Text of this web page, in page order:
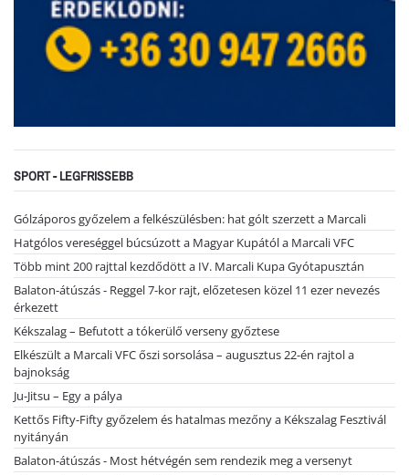
SPORT - LEGFRISSEBB
Gólzáporos győzelem a felkészülésben: hat gólt szerzett a Marcali
Hatgólos vereséggel búcsúzott a Magyar Kupától a Marcali VFC
Több mint 200 rajttal kezdődött a IV. Marcali Kupa Gyótapusztán
Balaton-átúszás - Reggel 7-kor rajt, előzetesen közel 11 ezer nevezés
érkezett
Kékszalag – Befutott a tókerülő verseny győztese
Elkészült a Marcali VFC őszi sorsolása – augusztus 22-én rajtol a
bajnokság
Ju-Jitsu – Egy a pálya
Kettős Fifty-Fifty győzelem és hatalmas mezőny a Kékszalag Fesztivál
nyitányán
Balaton-átúszás - Most hétvégén sem rendezik meg a versenyt